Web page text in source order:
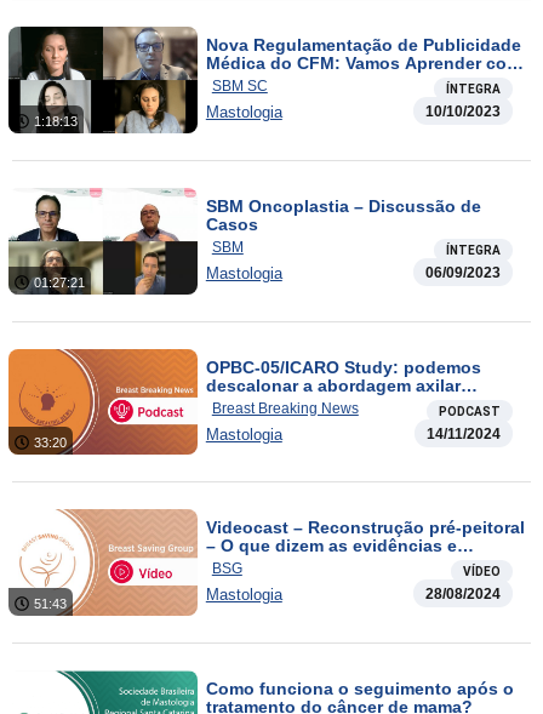
1:18:13
Nova Regulamentação de Publicidade
Médica do CFM: Vamos Aprender com
os Profissionais e Tirar Nossas
Dúvidas Sobre o Tema
SBM SC ÍNTEGRA
Mastologia 10/10/2023
01:27:21
SBM Oncoplastia – Discussão de
Casos
SBM ÍNTEGRA
Mastologia 06/09/2023
33:20
OPBC-05/ICARO Study: podemos
descalonar a abordagem axilar
quando ypNi+? / DBCG 07 READ
Study: TC x EC + T (10 anos de follow
up)
Breast Breaking News PODCAST
Mastologia 14/11/2024
51:43
Videocast – Reconstrução pré-peitoral
– O que dizem as evidências e
quando indicar?
BSG VÍDEO
Mastologia 28/08/2024
Como funciona o seguimento após o
tratamento do câncer de mama?